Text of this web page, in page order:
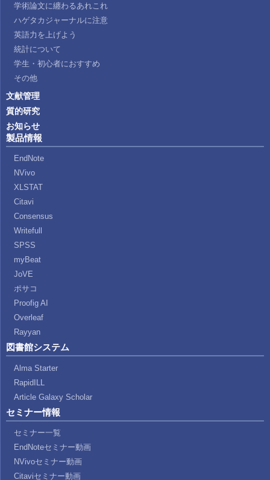
学術論文に纏わるあれこれ
ハゲタカジャーナルに注意
英語力を上げよう
統計について
学生・初心者におすすめ
その他
文献管理
質的研究
お知らせ
製品情報
EndNote
NVivo
XLSTAT
Citavi
Consensus
Writefull
SPSS
myBeat
JoVE
ポサコ
Proofig AI
Overleaf
Rayyan
図書館システム
Alma Starter
RapidILL
Article Galaxy Scholar
セミナー情報
セミナー一覧
EndNoteセミナー動画
NVivoセミナー動画
Citaviセミナー動画